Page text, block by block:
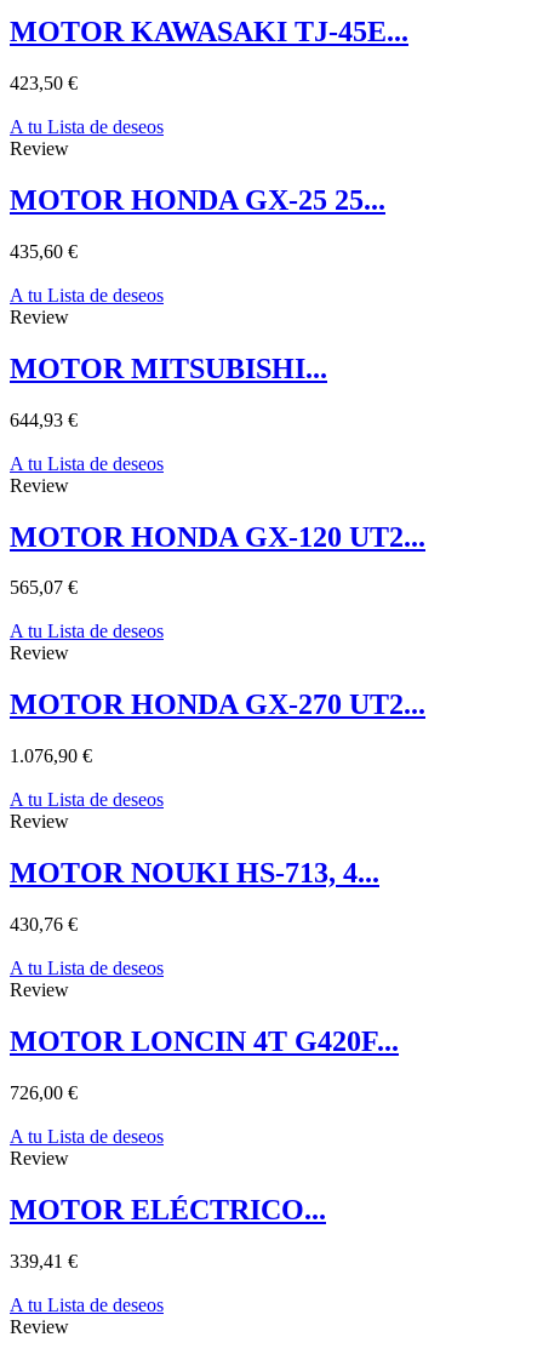
MOTOR KAWASAKI TJ-45E...
423,50 €
A tu Lista de deseos
Review
MOTOR HONDA GX-25 25...
435,60 €
A tu Lista de deseos
Review
MOTOR MITSUBISHI...
644,93 €
A tu Lista de deseos
Review
MOTOR HONDA GX-120 UT2...
565,07 €
A tu Lista de deseos
Review
MOTOR HONDA GX-270 UT2...
1.076,90 €
A tu Lista de deseos
Review
MOTOR NOUKI HS-713, 4...
430,76 €
A tu Lista de deseos
Review
MOTOR LONCIN 4T G420F...
726,00 €
A tu Lista de deseos
Review
MOTOR ELÉCTRICO...
339,41 €
A tu Lista de deseos
Review